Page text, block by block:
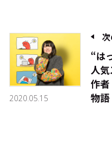
2020.05.15
“は
人
作
物語